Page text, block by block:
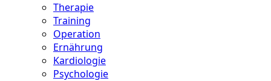
Therapie
Training
Operation
Ernährung
Kardiologie
Psychologie